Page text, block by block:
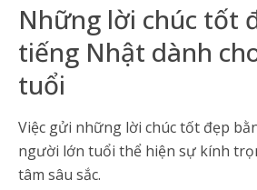
Những lời chúc tốt
tiếng Nhật dành
tuổi
Việc gửi những lời chúc tốt đẹp
người lớn tuổi thể hiện sự kính
tâm sâu sắc.